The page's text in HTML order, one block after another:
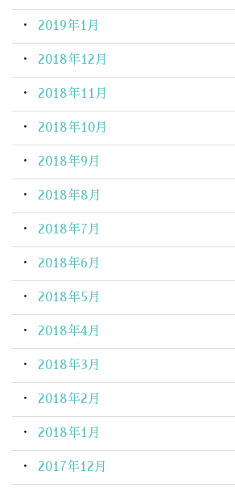
2019年1月
2018年12月
2018年11月
2018年10月
2018年9月
2018年8月
2018年7月
2018年6月
2018年5月
2018年4月
2018年3月
2018年2月
2018年1月
2017年12月